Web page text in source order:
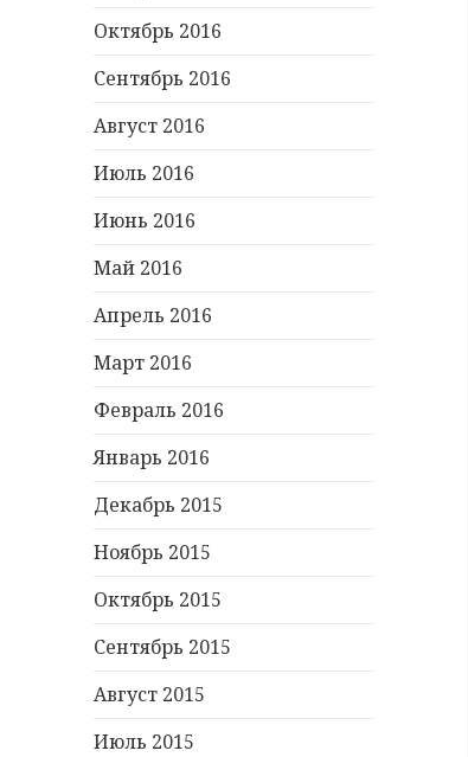
Октябрь 2016
Сентябрь 2016
Август 2016
Июль 2016
Июнь 2016
Май 2016
Апрель 2016
Март 2016
Февраль 2016
Январь 2016
Декабрь 2015
Ноябрь 2015
Октябрь 2015
Сентябрь 2015
Август 2015
Июль 2015